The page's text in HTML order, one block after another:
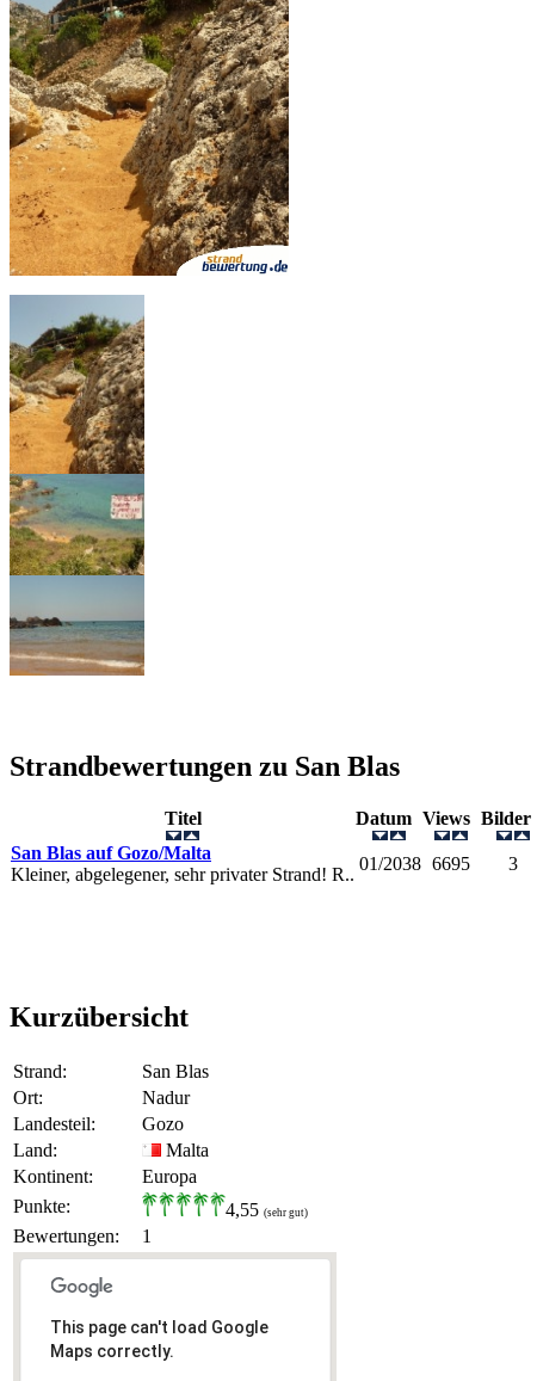
Strandbewertungen zu San Blas
Titel Datum Views Bilder
San Blas auf Gozo/Malta
Kleiner, abgelegener, sehr privater Strand! R..
01/2038 6695 3
Kurzübersicht
Strand:
San Blas
Ort:
Nadur
Landesteil:
Gozo
Land:
Malta
Kontinent:
Europa
Punkte:
4,55 (sehr gut)
Bewertungen: 1
This page can't load Google
Maps correctly.